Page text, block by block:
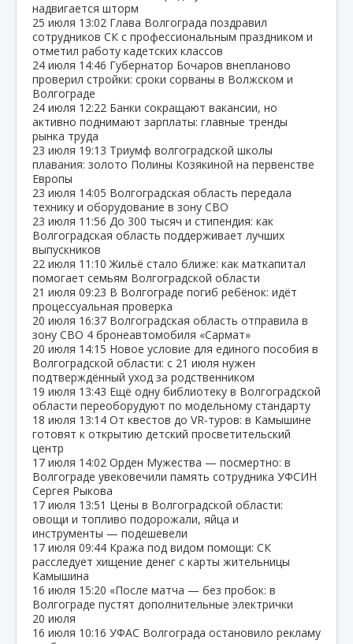
надвигается шторм
25 июля 13:02 Глава Волгограда поздравил
сотрудников СК с профессиональным праздником и
отметил работу кадетских классов
24 июля 14:46 Губернатор Бочаров внепланово
проверил стройки: сроки сорваны в Волжском и
Волгограде
24 июля 12:22 Банки сокращают вакансии, но
активно поднимают зарплаты: главные тренды
рынка труда
23 июля 19:13 Триумф волгоградской школы
плавания: золото Полины Козякиной на первенстве
Европы
23 июля 14:05 Волгоградская область передала
технику и оборудование в зону СВО
23 июля 11:56 До 300 тысяч и стипендия: как
Волгоградская область поддерживает лучших
выпускников
22 июля 11:10 Жильё стало ближе: как маткапитал
помогает семьям Волгоградской области
21 июля 09:23 В Волгограде погиб ребёнок: идёт
процессуальная проверка
20 июля 16:37 Волгоградская область отправила в
зону СВО 4 бронеавтомобиля «Сармат»
20 июля 14:15 Новое условие для единого пособия в
Волгоградской области: с 21 июля нужен
подтверждённый уход за родственником
19 июля 13:43 Ещё одну библиотеку в Волгоградской
области переоборудуют по модельному стандарту
18 июля 13:14 От квестов до VR‑туров: в Камышине
готовят к открытию детский просветительский
центр
17 июля 14:02 Орден Мужества — посмертно: в
Волгограде увековечили память сотрудника УФСИН
Сергея Рыкова
17 июля 13:51 Цены в Волгоградской области:
овощи и топливо подорожали, яйца и
инструменты — подешевели
17 июля 09:44 Кража под видом помощи: СК
расследует хищение денег с карты жительницы
Камышина
16 июля 15:20 «После матча — без пробок: в
Волгограде пустят дополнительные электрички
20 июля
16 июля 10:16 УФАС Волгограда остановило рекламу